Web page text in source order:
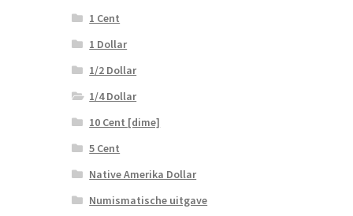
1 Cent
1 Dollar
1/2 Dollar
1/4 Dollar
10 Cent [dime]
5 Cent
Native Amerika Dollar
Numismatische uitgave